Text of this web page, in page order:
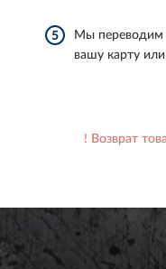
5
Мы переводим
вашу карту
! Возврат